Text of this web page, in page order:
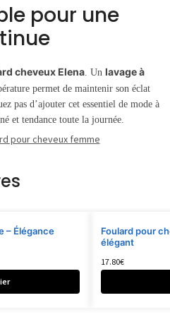
pour une
cheveux Elena . Un lavage à
permet de maintenir son éclat
pas d’ajouter cet essentiel de mode à
et tendance toute la journée.
pour cheveux femme
– Élégance
Foulard pour
élégant
17.80€